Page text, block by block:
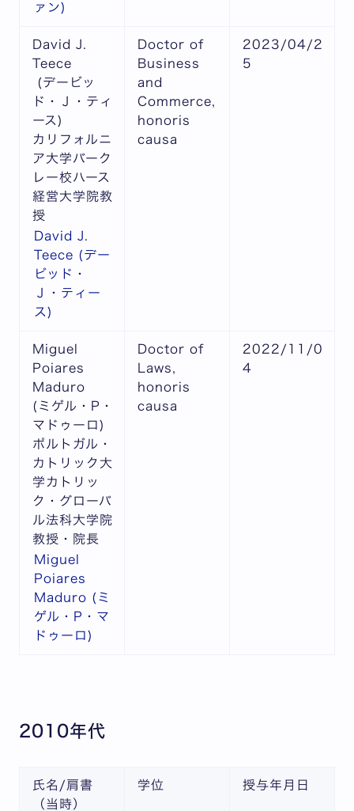
ァン)
David J.
Teece
(デービッ
ド・Ｊ・ティ
ース)
カリフォルニ
ア大学バーク
レー校ハース
経営大学院教
授
David J.
Teece (デー
ビッド・
Ｊ・ティー
ス)
Doctor of
Business
and
Commerce,
honoris
causa
2023/04/2
5
Miguel
Poiares
Maduro
(ミゲル・P・
マドゥーロ)
ポルトガル・
カトリック大
学カトリッ
ク・グローバ
ル法科大学院
教授・院長
Miguel
Poiares
Maduro (ミ
ゲル・P・マ
ドゥーロ)
Doctor of
Laws,
honoris
causa
2022/11/0
4
2010年代
氏名/肩書
（当時）
学位 授与年月日